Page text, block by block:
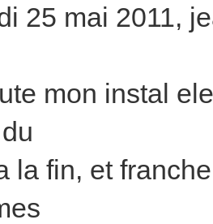
25 mai 2011,
mon instal
la fin, et